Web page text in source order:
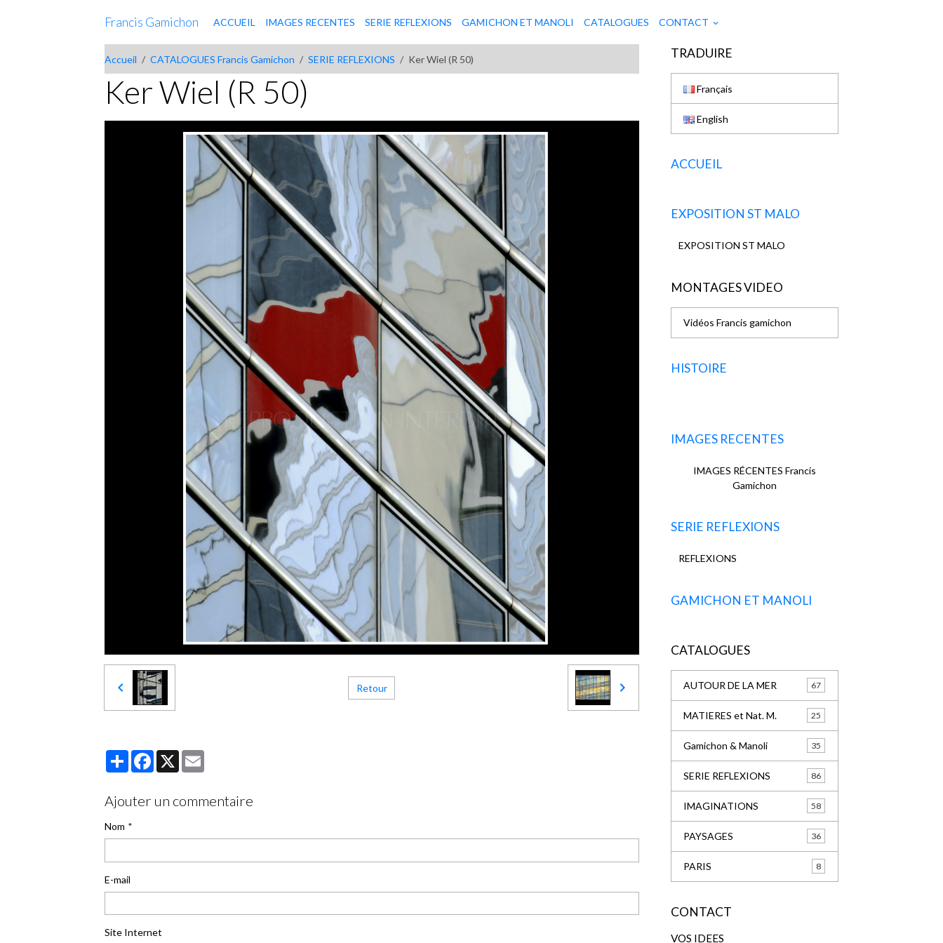
Francis Gamichon ACCUEIL IMAGES RECENTES SERIE REFLEXIONS GAMICHON ET MANOLI CATALOGUES CONTACT
Accueil CATALOGUES Francis Gamichon SERIE REFLEXIONS Ker Wiel (R 50)
Ker Wiel (R 50)
Retour
PartagerFacebook
X
Ajouter un commentaire
Nom
E-mail
Site Internet
TRADUIRE
Français
English
ACCUEIL
EXPOSITION ST MALO
EXPOSITION ST MALO
MONTAGES VIDEO
Vidéos Francis gamichon
HISTOIRE
IMAGES RECENTES
IMAGES RÉCENTES Francis
Gamichon
SERIE REFLEXIONS
REFLEXIONS
GAMICHON ET MANOLI
CATALOGUES
AUTOUR DE LA MER 67
MATIERES et Nat. M. 25
Gamichon & Manoli 35
SERIE REFLEXIONS 86
IMAGINATIONS 58
PAYSAGES 36
PARIS 8
CONTACT
VOS IDEES